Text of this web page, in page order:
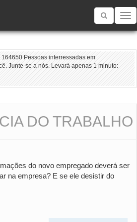
Toggle
Pessoas interressadas em
Junte-se a nós. Levará apenas 1 minuto:
DO TRABALHO
do novo empregado deverá ser
na empresa? E se ele desistir do